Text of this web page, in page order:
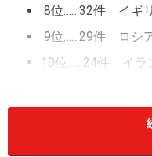
8位……32件 イギ
9位……29件 ロシ
10位……24件 イラ
13位……22件 ブラ